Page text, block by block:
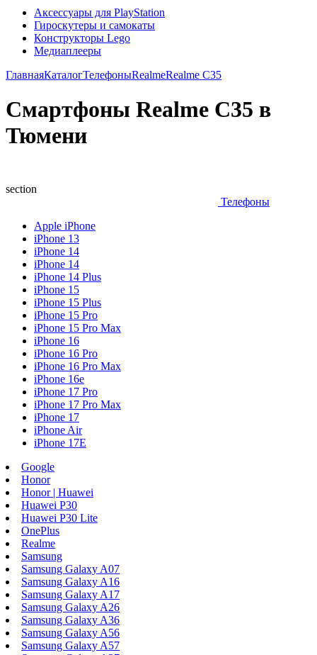
Аксессуары для PlayStation
Гироскутеры и самокаты
Конструкторы Lego
Медиаплееры
ГлавнаяКаталогТелефоныRealmeRealme C35
Смартфоны Realme C35 в
Тюмени
section
Телефоны
Apple iPhone
iPhone 13
iPhone 14
iPhone 14
iPhone 14 Plus
iPhone 15
iPhone 15 Plus
iPhone 15 Pro
iPhone 15 Pro Max
iPhone 16
iPhone 16 Pro
iPhone 16 Pro Max
iPhone 16e
iPhone 17 Pro
iPhone 17 Pro Max
iPhone 17
iPhone Air
iPhone 17E
Google
Honor
Honor | Huawei
Huawei P30
Huawei P30 Lite
OnePlus
Realme
Samsung
Samsung Galaxy A07
Samsung Galaxy A16
Samsung Galaxy A17
Samsung Galaxy A26
Samsung Galaxy A36
Samsung Galaxy A56
Samsung Galaxy A57